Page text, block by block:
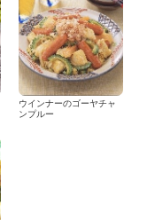
ウインナーのゴーヤチャ
ンプルー